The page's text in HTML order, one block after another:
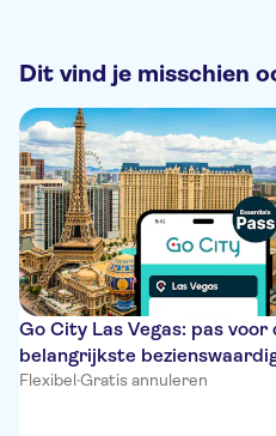
Dit vind je misschien
Go City Las Vegas: pas voor
belangrijkste
Flexibel·Gratis annuleren